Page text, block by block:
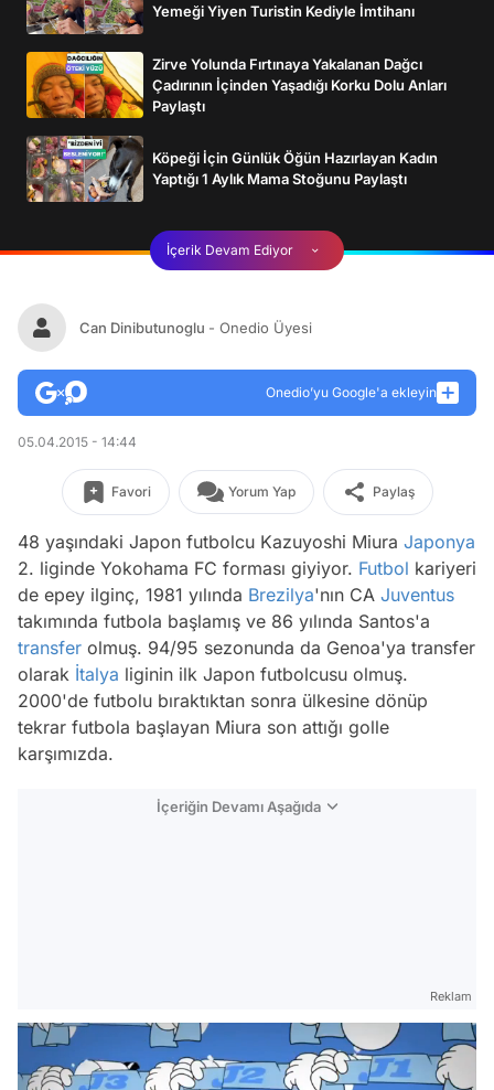
Yemeği Yiyen Turistin Kediyle İmtihanı
Zirve Yolunda Fırtınaya Yakalanan Dağcı
Çadırının İçinden Yaşadığı Korku Dolu Anları
Paylaştı
Köpeği İçin Günlük Öğün Hazırlayan Kadın
Yaptığı 1 Aylık Mama Stoğunu Paylaştı
İçerik Devam Ediyor
Can Dinibutunoglu - Onedio Üyesi
Onedio’yu Google'a ekleyin
05.04.2015 - 14:44
Favori Yorum Yap Paylaş
48 yaşındaki Japon futbolcu Kazuyoshi Miura Japonya
2. liginde Yokohama FC forması giyiyor. Futbol kariyeri
de epey ilginç, 1981 yılında Brezilya'nın CA Juventus
takımında futbola başlamış ve 86 yılında Santos'a
transfer olmuş. 94/95 sezonunda da Genoa'ya transfer
olarak İtalya liginin ilk Japon futbolcusu olmuş.
2000'de futbolu bıraktıktan sonra ülkesine dönüp
tekrar futbola başlayan Miura son attığı golle
karşımızda.
İçeriğin Devamı Aşağıda
Reklam